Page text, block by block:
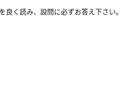
良く読み、設問に必ずお答え下さい。